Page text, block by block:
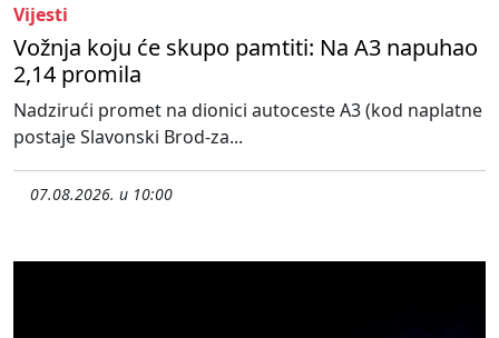
Vijesti
Vožnja koju će skupo pamtiti: Na A3 napuhao
2,14 promila
Nadzirući promet na dionici autoceste A3 (kod naplatne
postaje Slavonski Brod-za...
07.08.2026. u 10:00